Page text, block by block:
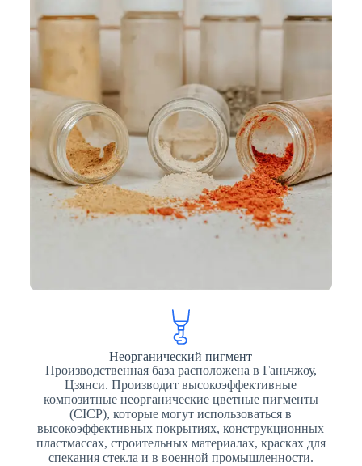
Неорганический пигмент
Производственная база расположена в Ганьчжоу,
Цзянси. Производит высокоэффективные
композитные неорганические цветные пигменты
(CICP), которые могут использоваться в
высокоэффективных покрытиях, конструкционных
пластмассах, строительных материалах, красках для
спекания стекла и в военной промышленности.